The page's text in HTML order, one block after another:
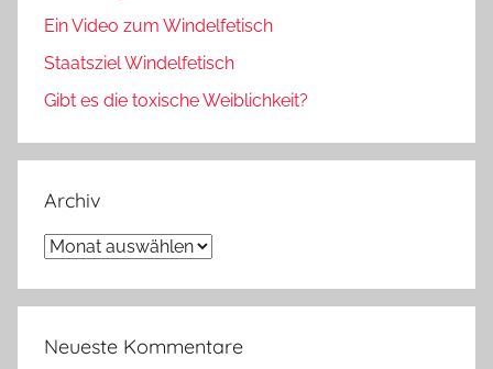
Ein Video zum Windelfetisch
Staatsziel Windelfetisch
Gibt es die toxische Weiblichkeit?
Archiv
Archiv
Neueste Kommentare